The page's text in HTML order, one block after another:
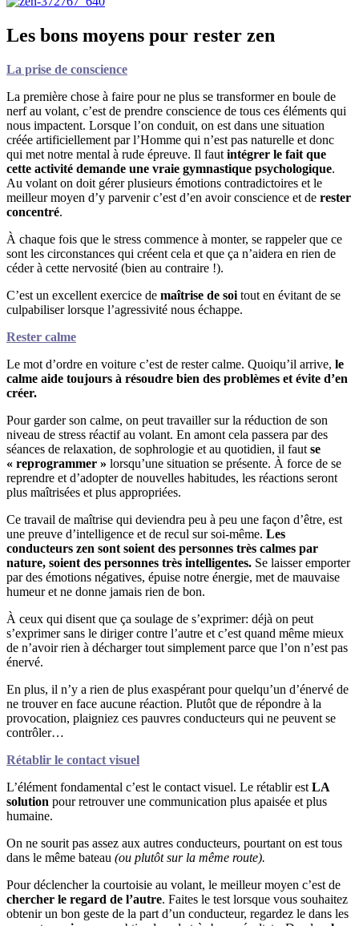
Les bons moyens pour rester zen
La prise de conscience
La première chose à faire pour ne plus se transformer en boule de
nerf au volant, c’est de prendre conscience de tous ces éléments qui
nous impactent. Lorsque l’on conduit, on est dans une situation
créée artificiellement par l’Homme qui n’est pas naturelle et donc
qui met notre mental à rude épreuve. Il faut intégrer le fait que
cette activité demande une vraie gymnastique psychologique.
Au volant on doit gérer plusieurs émotions contradictoires et le
meilleur moyen d’y parvenir c’est d’en avoir conscience et de rester
concentré.
À chaque fois que le stress commence à monter, se rappeler que ce
sont les circonstances qui créent cela et que ça n’aidera en rien de
céder à cette nervosité (bien au contraire !).
C’est un excellent exercice de maîtrise de soi tout en évitant de se
culpabiliser lorsque l’agressivité nous échappe.
Rester calme
Le mot d’ordre en voiture c’est de rester calme. Quoiqu’il arrive, le
calme aide toujours à résoudre bien des problèmes et évite d’en
créer.
Pour garder son calme, on peut travailler sur la réduction de son
niveau de stress réactif au volant. En amont cela passera par des
séances de relaxation, de sophrologie et au quotidien, il faut se
« reprogrammer » lorsqu’une situation se présente. À force de se
reprendre et d’adopter de nouvelles habitudes, les réactions seront
plus maîtrisées et plus appropriées.
Ce travail de maîtrise qui deviendra peu à peu une façon d’être, est
une preuve d’intelligence et de recul sur soi-même. Les
conducteurs zen sont soient des personnes très calmes par
nature, soient des personnes très intelligentes. Se laisser emporter
par des émotions négatives, épuise notre énergie, met de mauvaise
humeur et ne donne jamais rien de bon.
À ceux qui disent que ça soulage de s’exprimer: déjà on peut
s’exprimer sans le diriger contre l’autre et c’est quand même mieux
de n’avoir rien à décharger tout simplement parce que l’on n’est pas
énervé.
En plus, il n’y a rien de plus exaspérant pour quelqu’un d’énervé de
ne trouver en face aucune réaction. Plutôt que de répondre à la
provocation, plaigniez ces pauvres conducteurs qui ne peuvent se
contrôler…
Rétablir le contact visuel
L’élément fondamental c’est le contact visuel. Le rétablir est LA
solution pour retrouver une communication plus apaisée et plus
humaine.
On ne sourit pas assez aux autres conducteurs, pourtant on est tous
dans le même bateau (ou plutôt sur la même route).
Pour déclencher la courtoisie au volant, le meilleur moyen c’est de
chercher le regard de l’autre. Faites le test lorsque vous souhaitez
obtenir un bon geste de la part d’un conducteur, regardez le dans les